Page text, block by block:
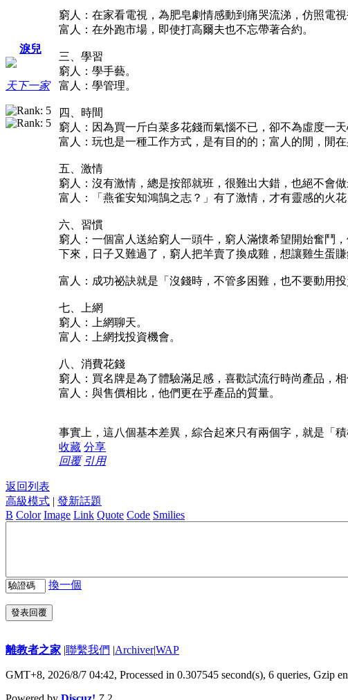
淚兒
天下一家
窮人：在家看電視，為肥皂劇情感動到痛哭流涕，仿照電視
富人：在外跑市場，即使打高爾夫也不忘帶著合約。
三、學習
窮人：學手藝。
富人：學管理。
四、時間
窮人：因為買一斤白菜多花錢而氣惱不已，卻不為虛度一天
富人：玩也是一種工作方式，是有目的的；富人的閒，閒
五、激情
窮人：沒有激情，總是按部就班，很難出大錯，也絕不會做
富人：「燕雀安知鴻鵠之志？」有了激情，才有靈感的火
六、習慣
窮人：一個富人送給窮人一頭牛，窮人滿懷希望開始奮鬥
下來，日子又難過了，窮人把羊賣了換成雞，想讓雞生蛋
富人：成功祕訣就是「沒錢時，不管多困難，也不要動用
七、上網
窮人：上網聊天。
富人：上網找投資機會。
八、消費花錢
窮人：買名牌是為了體驗滿足感，喜歡試流行時尚產品，相
富人：與售價相比，他們更在乎產品的質量。
事實上，這八個基本差異，綜合起來只有兩個字，就是「
收藏 分享
回覆 引用
返回列表
高級模式 | 發新話題
B Color Image Link Quote Code Smilies
換一個
發表回覆
離教者之家 |聯繫我們 |Archiver|WAP
GMT+8, 2026/8/7 04:42, Processed in 0.307545 second(s), 6 queries, Gzip